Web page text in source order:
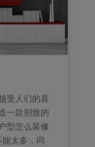
受人们的喜
一款别致的
型怎么装修
太多，同